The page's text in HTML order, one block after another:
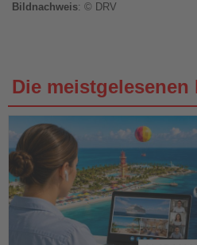
Bildnachweis: © DRV
Die meistgelesenen